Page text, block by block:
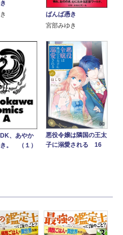
ばんば憑き
宮部みゆき
、あやか
。 （１）
悪役令嬢は隣国の王太
子に溺愛される 16